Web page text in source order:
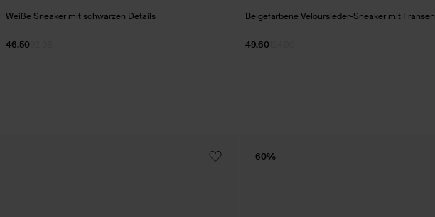
Weiße Sneaker mit schwarzen Details
46.50
Beigefarbene Veloursleder-Sneaker mit Fransen
124.00
49.60
- 60%